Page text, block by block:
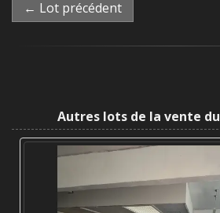
← Lot précédent
Autres lots de la vente du